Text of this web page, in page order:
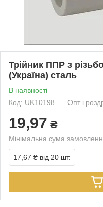
Трійник ППР з
(Україна) сталь
В наявності
Код: UK10198
Опт і
19,97 ₴
Мінімальна сума
17,67 ₴ від 20 шт.